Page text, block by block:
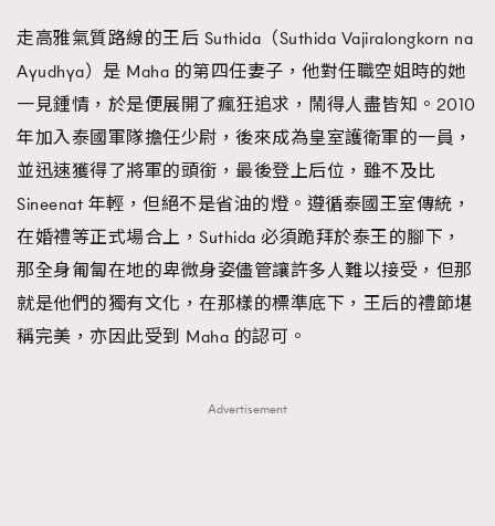
AFrenchMind
DressLikeAParisienne
EmpowerF
FashionWeek FigaroAesthetic
走高雅氣質路線的王后 Suthida（Suthida Vajiralongkorn na
Ayudhya）是 Maha 的第四任妻子，他對任職空姐時的她
一見鍾情，於是便展開了瘋狂追求，鬧得人盡皆知。2010
年加入泰國軍隊擔任少尉，後來成為皇室護衛軍的一員，
並迅速獲得了將軍的頭銜，最後登上后位，雖不及比
Sineenat 年輕，但絕不是省油的燈。遵循泰國王室傳統，
在婚禮等正式場合上，Suthida 必須跪拜於泰王的腳下，
那全身匍匐在地的卑微身姿儘管讓許多人難以接受，但那
就是他們的獨有文化，在那樣的標準底下，王后的禮節堪
稱完美，亦因此受到 Maha 的認可。
Advertisement